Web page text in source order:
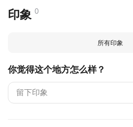
印象 0
所有印象
你觉得这个地方怎么样？